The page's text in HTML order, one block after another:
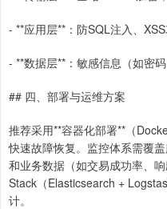
- **应用层**：防SQL注入、
- **数据层**：敏感信息（如密
## 四、部署与运维方案
推荐采用**容器化部署**（
快速故障恢复。监控体系需覆
和业务数据（如交易成功率、
Stack（Elasticsearch +
计。